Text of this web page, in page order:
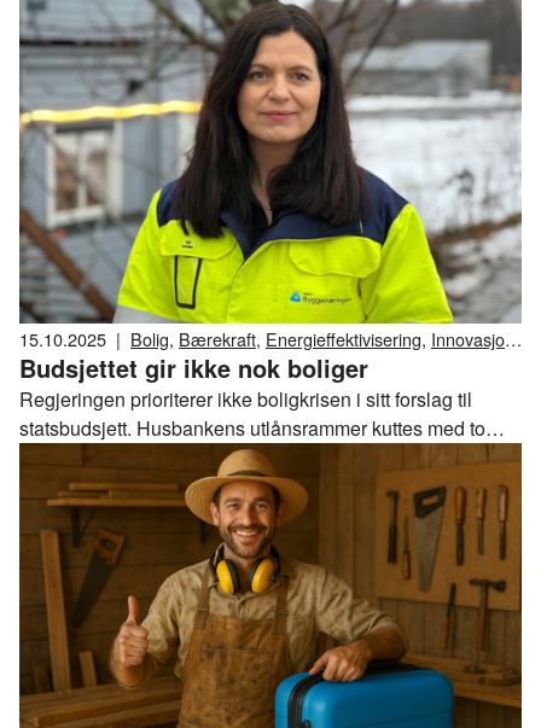
15.10.2025 | Bolig, Bærekraft, Energieffektivisering, Innovasjon
og forskning, Politikk ,Rekruttering
Skatt og avgift
Utdanning ,Arbeidsliv
Budsjettet gir ikke nok boliger
Regjeringen prioriterer ikke boligkrisen i sitt forslag til
statsbudsjett. Husbankens utlånsrammer kuttes med to
milliarder i forhold til revidert budsjett i 2025. – Enten
sparer regjeringen på konfekten til budsjettforhandlingene,
eller så sakker de tempoet mot eget boligmål, sier Nina
Solli i NHO Byggenæringen.